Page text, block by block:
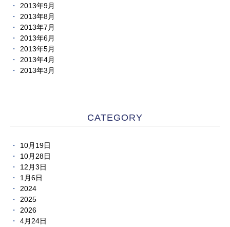
2013年9月
2013年8月
2013年7月
2013年6月
2013年5月
2013年4月
2013年3月
CATEGORY
10月19日
10月28日
12月3日
1月6日
2024
2025
2026
4月24日